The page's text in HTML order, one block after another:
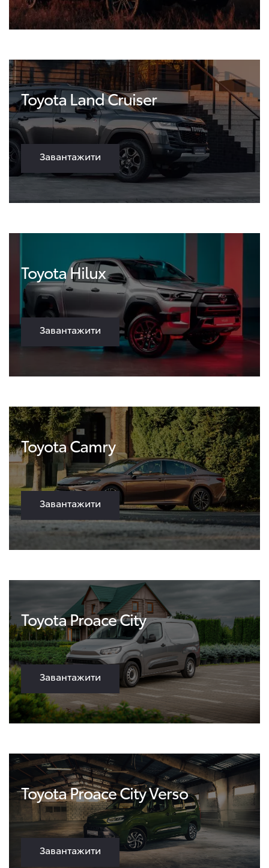
Toyota Land Cruiser
Завантажити
Toyota Hilux
Завантажити
Toyota Camry
Завантажити
Toyota Proace City
Завантажити
Toyota Proace City Verso
Завантажити